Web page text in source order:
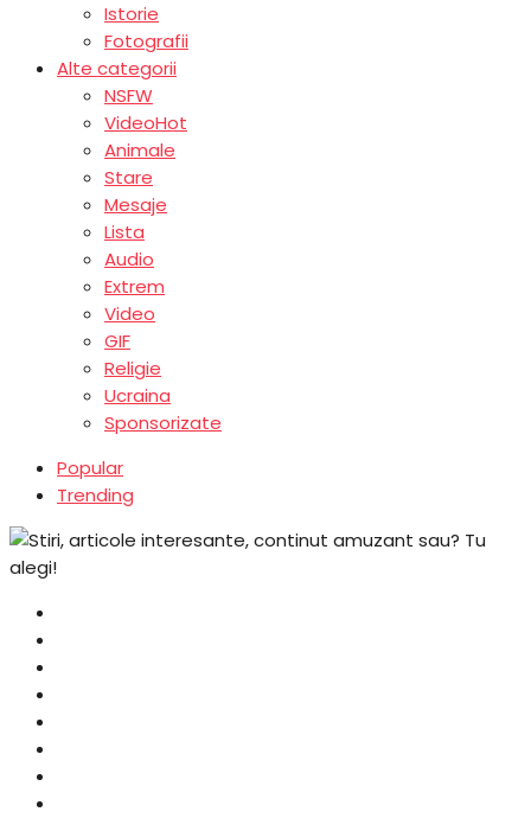
Istorie
Fotografii
Alte categorii
NSFW
VideoHot
Animale
Stare
Mesaje
Lista
Audio
Extrem
Video
GIF
Religie
Ucraina
Sponsorizate
Popular
Trending